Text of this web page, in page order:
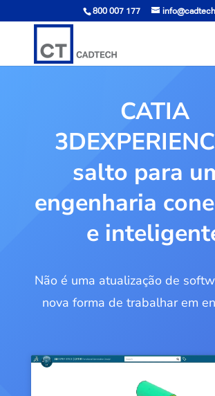
800 007 177
CATIA
salto para
engenharia
e
Não é uma atualização de
nova forma de trabalhar em